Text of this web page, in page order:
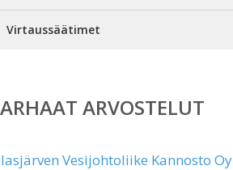
Virtaussäätimet
ARVOSTELUT
Vesijohtoliike Kannosto Oy